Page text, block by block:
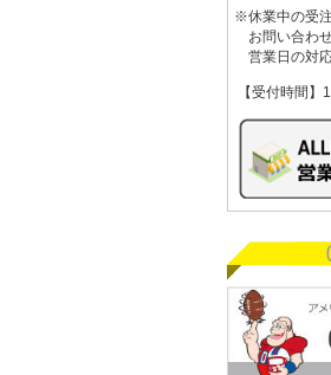
※休業中の受
お問い合わ
営業日の対
【受付時間